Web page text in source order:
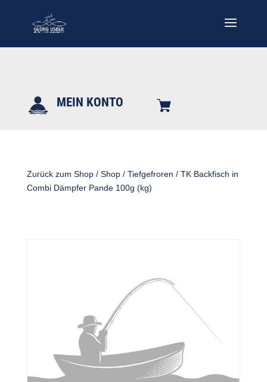
MEIN KONTO
Zurück zum Shop/ Shop/ Tiefgefroren / TK Backfisch in
Combi Dämpfer Pande 100g (kg)